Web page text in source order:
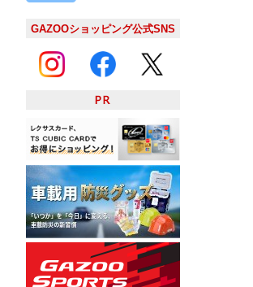
GAZOOショッピング公式SNS